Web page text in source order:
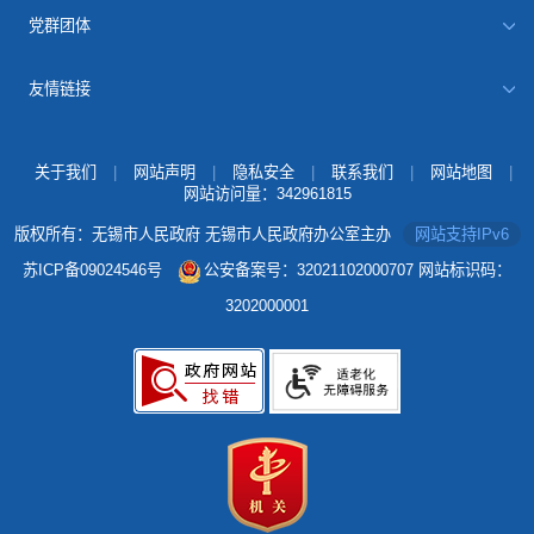
党群团体
友情链接
关于我们 网站声明 隐私安全 联系我们 网站地图
网站访问量： 342961815
版权所有：无锡市人民政府 无锡市人民政府办公室主办
网站支持IPv6
苏ICP备09024546号
公安备案号：32021102000707 网站标识码：
3202000001